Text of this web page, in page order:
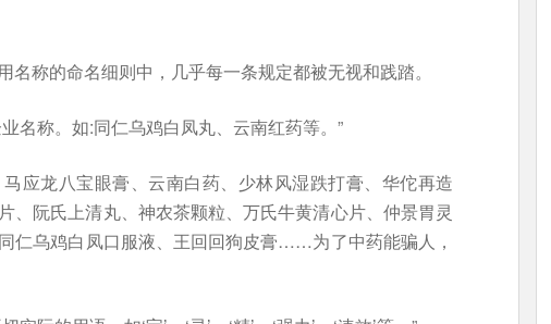
称的命名细则中，几乎每一条规定都被无视和践踏。
名称。如:同仁乌鸡白凤丸、云南红药等。”
应龙八宝眼膏、云南白药、少林风湿跌打膏、华佗再造
、阮氏上清丸、神农茶颗粒、万氏牛黄清心片、仲景胃灵
仁乌鸡白凤口服液、王回回狗皮膏……为了中药能骗人，